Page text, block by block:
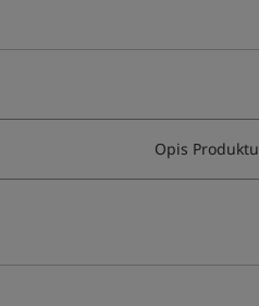
Opis Produktu